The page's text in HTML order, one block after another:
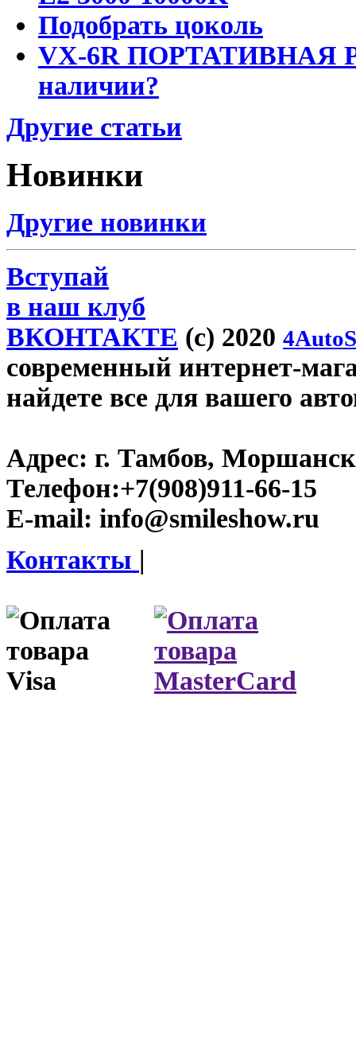
Подобрать цоколь
VX-6R ПОРТАТИВНАЯ
наличии?
Другие статьи
Новинки
Другие новинки
Вступай
в наш клуб
ВКОНТАКТЕ (c) 2020
современный интернет-
найдете все для вашего
Адрес: г. Тамбов,
Телефон:+7(908)911-66-15
E-mail: info@smileshow.ru
Контакты |